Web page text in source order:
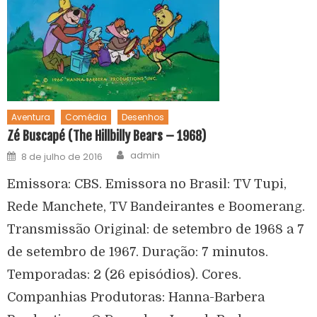
Aventura Comédia Desenhos
Zé Buscapé (The Hillbilly Bears – 1968)
8 de julho de 2016 admin
Emissora: CBS. Emissora no Brasil: TV Tupi,
Rede Manchete, TV Bandeirantes e Boomerang.
Transmissão Original: de setembro de 1968 a 7
de setembro de 1967. Duração: 7 minutos.
Temporadas: 2 (26 episódios). Cores.
Companhias Produtoras: Hanna-Barbera